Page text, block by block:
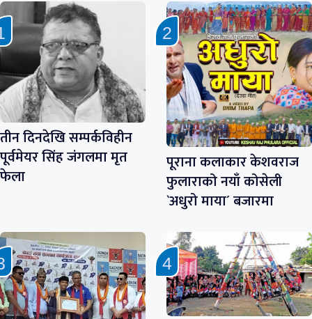
तीन दिनदेखि सम्पर्कविहीन
पूर्वमेयर सिंह जंगलमा मृत
फेला
पूराना कलाकार केशवराज
फुलाराको नयाँ कोसेली
`अधुरो माया´ बजारमा